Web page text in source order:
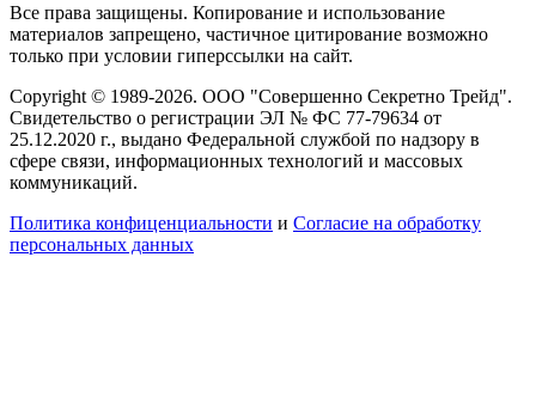
Все права защищены. Копирование и использование
материалов запрещено, частичное цитирование возможно
только при условии гиперссылки на сайт.
Copyright © 1989-2026. ООО "Совершенно Секретно Трейд".
Свидетельство о регистрации ЭЛ № ФС 77-79634 от
25.12.2020 г., выдано Федеральной службой по надзору в
сфере связи, информационных технологий и массовых
коммуникаций.
Политика конфиценциальности и Согласие на обработку
персональных данных